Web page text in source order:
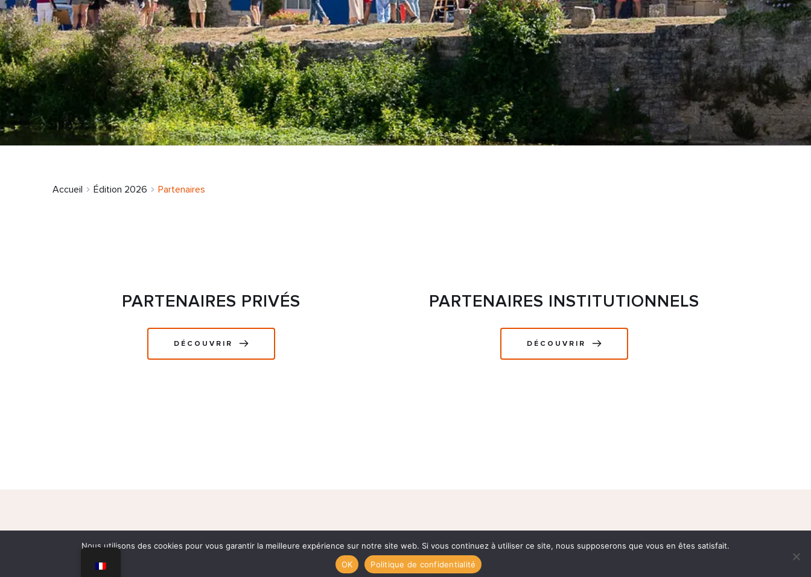
Accueil Édition 2026 Partenaires
PARTENAIRES PRIVÉS
DÉCOUVRIR
PARTENAIRES INSTITUTIONNELS
DÉCOUVRIR
NOUS TROUVER LIENS UTILES CONTACTS
ORGANISATEUR &
Nous utilisons des cookies pour vous garantir la meilleure expérience sur notre site web. Si vous continuez à utiliser ce site, nous supposerons que vous en êtes satisfait.
OK
Politique de confidentialité